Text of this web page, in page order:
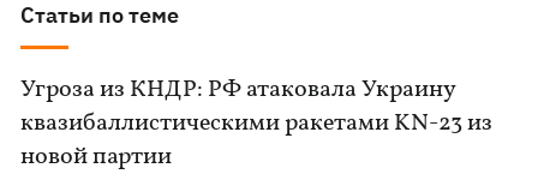
Статьи по теме
Угроза из КНДР: РФ атаковала Украину
квазибаллистическими ракетами KN-23 из
новой партии